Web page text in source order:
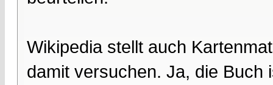
Wikipedia stellt auch
damit versuchen. Ja, die